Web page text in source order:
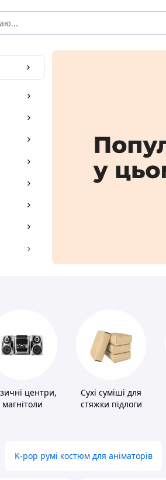
центри,
магнітоли
Сухі суміші для
стяжки підлоги
K-pop румі костюм для аніматорів